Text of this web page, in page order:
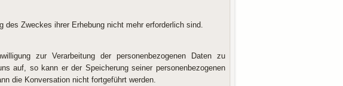
des Zweckes ihrer Erhebung nicht mehr erforderlich sind.
zur Verarbeitung der personenbezogenen Daten zu
auf, so kann er der Speicherung seiner personenbezogenen
die Konversation nicht fortgeführt werden.